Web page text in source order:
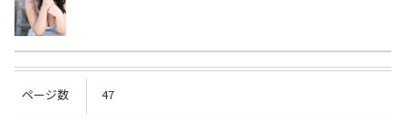
ページ数 47